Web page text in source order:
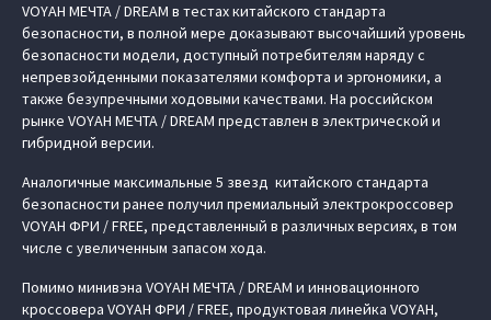
VOYAH МЕЧТА / DREAM в тестах китайского стандарта
безопасности, в полной мере доказывают высочайший уровень
безопасности модели, доступный потребителям наряду с
непревзойденными показателями комфорта и эргономики, а
также безупречными ходовыми качествами. На российском
рынке VOYAH МЕЧТА / DREAM представлен в электрической и
гибридной версии.
Аналогичные максимальные 5 звезд китайского стандарта
безопасности ранее получил премиальный электрокроссовер
VOYAH ФРИ / FREE, представленный в различных версиях, в том
числе с увеличенным запасом хода.
Помимо минивэна VOYAH МЕЧТА / DREAM и инновационного
кроссовера VOYAH ФРИ / FREE, продуктовая линейка VOYAH,